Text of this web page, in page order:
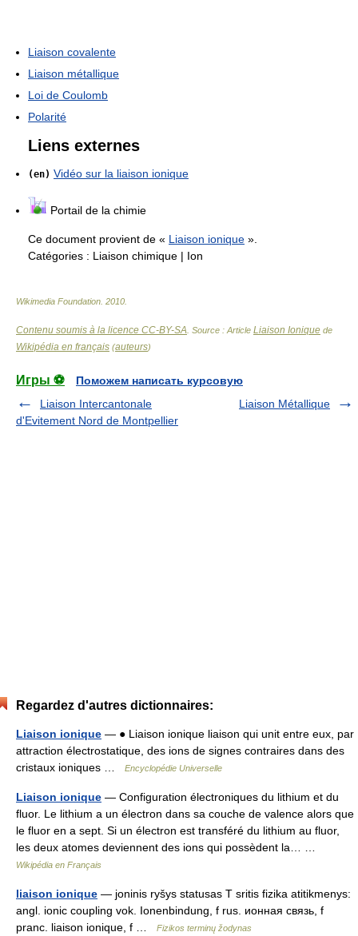
Liaison covalente
Liaison métallique
Loi de Coulomb
Polarité
Liens externes
(en) Vidéo sur la liaison ionique
Portail de la chimie
Ce document provient de « Liaison ionique ».
Catégories : Liaison chimique | Ion
Wikimedia Foundation 2010
Contenu soumis à la licence CC-BY-SA . Source : Article Liaison Ionique de
Wikipédia en français (auteurs)
Игры ⚽
Поможем написать курсовую
Liaison Intercantonale
d'Evitement Nord de Montpellier
Liaison Métallique
Regardez d'autres dictionnaires:
Liaison ionique — ● Liaison ionique liaison qui unit entre eux, par
attraction électrostatique, des ions de signes contraires dans des
cristaux ioniques …
Encyclopédie Universelle
Liaison ionique — Configuration électroniques du lithium et du
fluor. Le lithium a un électron dans sa couche de valence alors que
le fluor en a sept. Si un électron est transféré du lithium au fluor,
les deux atomes deviennent des ions qui possèdent la… …
Wikipédia en Français
liaison ionique — joninis ryšys statusas T sritis fizika atitikmenys:
angl. ionic coupling vok. Ionenbindung, f rus. ионная связь, f
pranc. liaison ionique, f …
Fizikos terminų žodynas